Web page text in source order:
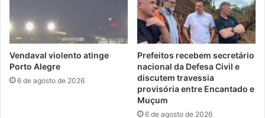
Vendaval violento atinge
Porto Alegre
6 de agosto de 2026
Prefeitos recebem secretário
nacional da Defesa Civil e
discutem travessia
provisória entre Encantado e
Muçum
6 de agosto de 2026